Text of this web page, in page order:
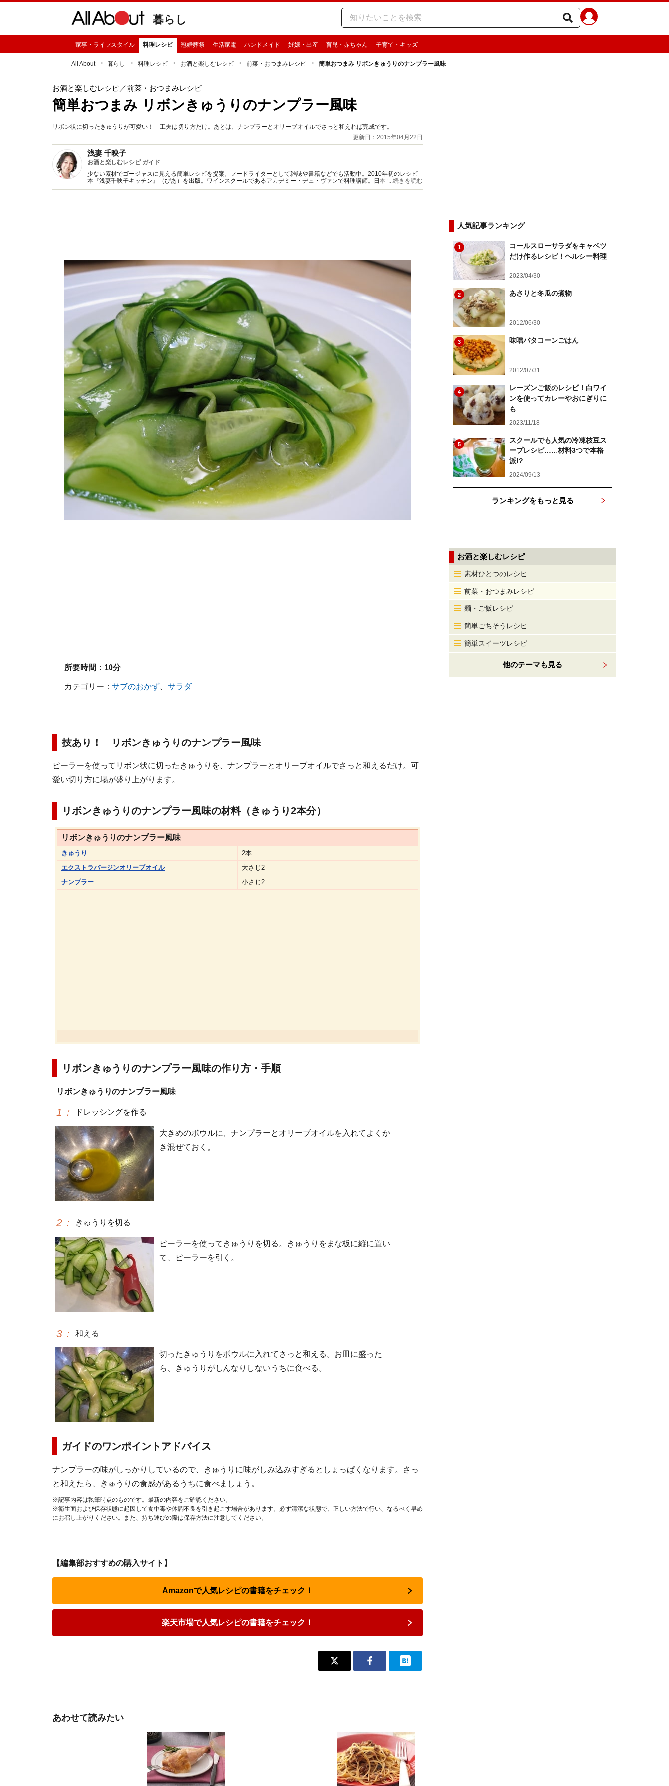
暮らし
家事・ライフスタイル 料理レシピ 冠婚葬祭 生活家電 ハンドメイド 妊娠・出産 育児・赤ちゃん 子育て・キッズ
All About 暮らし 料理レシピ お酒と楽しむレシピ 前菜・おつまみレシピ 簡単おつまみ リボンきゅうりのナンプラー風味
お酒と楽しむレシピ／前菜・おつまみレシピ
簡単おつまみ リボンきゅうりのナンプラー風味
リボン状に切ったきゅうりが可愛い！ 工夫は切り方だけ。あとは、ナンプラーとオリーブオイルでさっと和えれば完成です。
更新日：2015年04月22日
浅妻 千映子
お酒と楽しむレシピ ガイド
少ない素材でゴージャスに見える簡単レシピを提案。フードライターとして雑誌や書籍などでも活動中。2010年初のレシピ
本『浅妻千映子キッチン』（ぴあ）を出版。ワインスクールであるアカデミー・デュ・ヴァンで料理講師。日本ソムリエ協会
認定ワインエキスパート。
...続きを読む
所要時間： 10分
カテゴリー： サブのおかず、 サラダ
技あり！ リボンきゅうりのナンプラー風味
ピーラーを使ってリボン状に切ったきゅうりを、ナンプラーとオリーブオイルでさっと和えるだけ。可
愛い切り方に場が盛り上がります。
リボンきゅうりのナンプラー風味の材料（きゅうり2本分）
リボンきゅうりのナンプラー風味
きゅうり
2本
エクストラバージンオリーブオイル
大さじ2
ナンプラー
小さじ2
リボンきゅうりのナンプラー風味の作り方・手順
リボンきゅうりのナンプラー風味
1 ： ドレッシングを作る
大きめのボウルに、ナンプラーとオリーブオイルを入れてよくか
き混ぜておく。
2 ： きゅうりを切る
ピーラーを使ってきゅうりを切る。きゅうりをまな板に縦に置い
て、ピーラーを引く。
3 ： 和える
切ったきゅうりをボウルに入れてさっと和える。お皿に盛った
ら、きゅうりがしんなりしないうちに食べる。
ガイドのワンポイントアドバイス
ナンプラーの味がしっかりしているので、きゅうりに味がしみ込みすぎるとしょっぱくなります。さっ
と和えたら、きゅうりの食感があるうちに食べましょう。
※記事内容は執筆時点のものです。最新の内容をご確認ください。
※衛生面および保存状態に起因して食中毒や体調不良を引き起こす場合があります。必ず清潔な状態で、正しい方法で行い、なるべく早め
にお召し上がりください。また、持ち運びの際は保存方法に注意してください。
【編集部おすすめの購入サイト】
Amazonで人気レシピの書籍をチェック！
楽天市場で人気レシピの書籍をチェック！
あわせて読みたい
人気記事ランキング
1
コールスローサラダをキャベツ
だけ作るレシピ！ヘルシー料理
2023/04/30
2 あさりと冬瓜の煮物
2012/06/30
3 味噌バタコーンごはん
2012/07/31
4
レーズンご飯のレシピ！白ワイ
ンを使ってカレーやおにぎりに
も
2023/11/18
5
スクールでも人気の冷凍枝豆ス
ープレシピ……材料3つで本格
派!?
2024/09/13
ランキングをもっと見る
お酒と楽しむレシピ
素材ひとつのレシピ
前菜・おつまみレシピ
麺・ご飯レシピ
簡単ごちそうレシピ
簡単スイーツレシピ
他のテーマも見る